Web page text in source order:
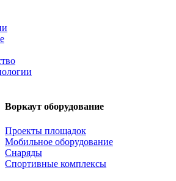
Воркаут оборудование
Проекты площадок
Мобильное оборудование
Снаряды
Спортивные комплексы